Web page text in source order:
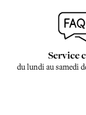
Service
du lundi au samedi